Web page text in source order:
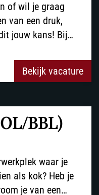
of wil je graag
van een druk,
jouw kans! Bij…
Bekijk vacature
BBL)
waar je
als kok? Heb je
je van een…